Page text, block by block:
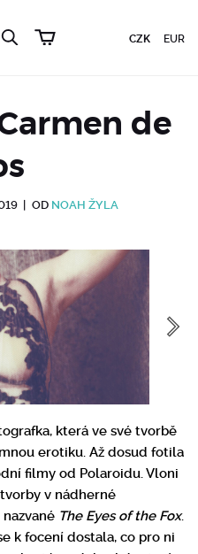
CZK EUR
de
OD NOAH ŽYLA
která ve své tvorbě
erotiku. Až dosud fotila
filmy od Polaroidu. Vloni
v nádherné
The Eyes of the Fox.
k focení dostala, co pro ni